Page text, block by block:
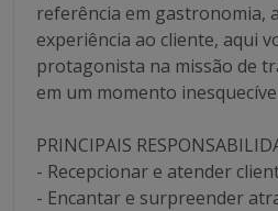
referência em gastronomia,
experiência ao cliente, aqui
protagonista na missão de
em um momento
PRINCIPAIS
- Recepcionar e atender
- Encantar e surpreender